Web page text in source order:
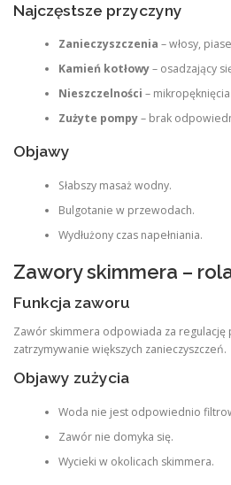
Najczęstsze przyczyny
Zanieczyszczenia – włosy,
Kamień kotłowy– osadzający
Nieszczelności –
Zużyte pompy– brak
Objawy
Słabszy masaż wodny.
Bulgotanie w przewodach.
Wydłużony czas napełniania.
Zawory skimmera –
Funkcja zaworu
Zawór skimmera odpowiada za regulację
zatrzymywanie większych zanieczyszczeń.
Objawy zużycia
Woda nie jest odpowiednio
Zawór nie domyka się.
Wycieki w okolicach skimmera.